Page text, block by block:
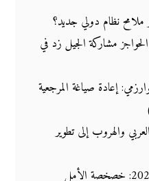
نظام دولي جديد؟
مشاركة الجيل زد في
إعادة صياغة المرجعية
والهروب إلى تطوير